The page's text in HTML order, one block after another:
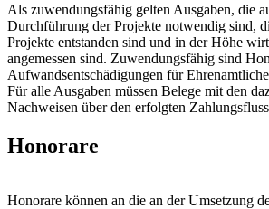
Als zuwendungsfähig gelten Ausgaben, die
Durchführung der Projekte notwendig sind,
Projekte entstanden sind und in der Höhe
angemessen sind. Zuwendungsfähig sind
Aufwandsentschädigungen für
Für alle Ausgaben müssen Belege mit den
Nachweisen über den erfolgten
Honorare
Honorare können an die an der Umsetzung